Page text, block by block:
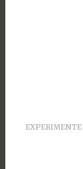
EXPERIMENTE